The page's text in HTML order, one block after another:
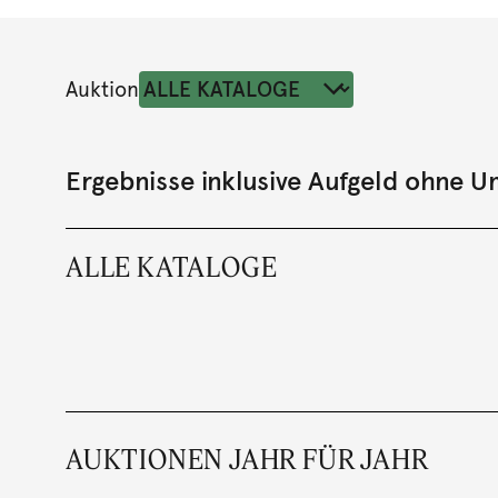
Auktion
Ergebnisse inklusive Aufgeld ohne
ALLE KATALOGE
AUKTIONEN JAHR FÜR JAHR